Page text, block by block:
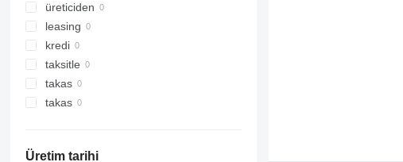
üreticiden
leasing
kredi
taksitle
takas
takas
Üretim tarihi